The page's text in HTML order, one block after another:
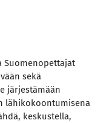
Suomenopettajat
sekä
järjestämään
lähikokoontumisena
keskustella,